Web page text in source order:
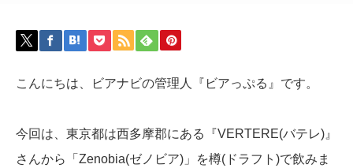
こんにちは、ビアナビの管理人『ビアっぷる』です。
今回は、東京都は西多摩郡にある『VERTERE(バテレ)』
さんから「Zenobia(ゼノビア)」を樽(ドラフト)で飲みま